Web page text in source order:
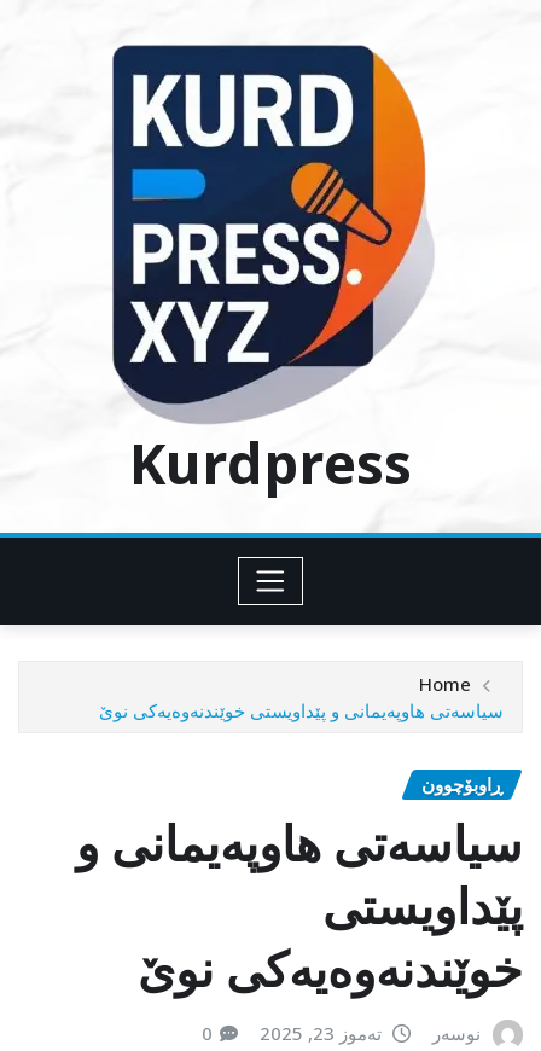
Kurdpress
Home
سیاسەتی هاوپەیمانی و پێداویستی خوێندنەوەیەكی نوێ
ڕاوبۆچوون
سیاسەتی هاوپەیمانی و
پێداویستی
خوێندنەوەیەكی نوێ
نوسەر تەموز 23, 2025 0